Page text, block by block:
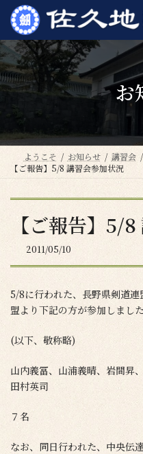
ン
ツ
へ
ス
ー
シ
ョ
ン
お
ようこそ お知らせ 講習会
【ご報告】5/8 講習会参加状況
【ご報告】5/
2011/05/10
5/8に行われた、長野県剣道
盟より下記の方が参加しました
(以下、敬称略)
山内義冨、山浦義晴、岩間昇
田村英司
７名
なお、同日行われた、中央伝